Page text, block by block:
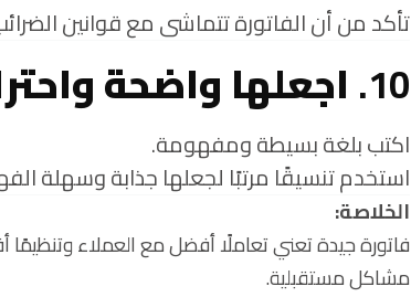
تأكد من أن الفاتورة تتماشى مع قوانين
10. اجعلها واضحة
اكتب بلغة بسيطة ومفهومة.
استخدم تنسيقًا مرتبًا لجعلها جذابة وسهلة
الخلاصة:
فاتورة جيدة تعني تعاملًا أفضل مع العملاء
مشاكل مستقبلية.